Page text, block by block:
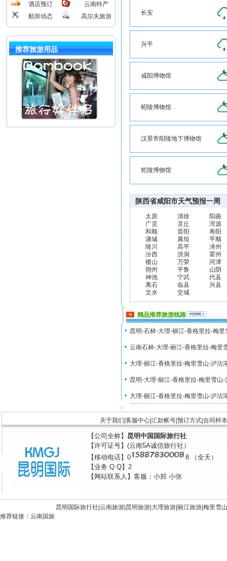
酒店预订
云南特产
航班动态
高尔夫旅游
推荐旅游用品
长安
兴平
咸阳博物馆
昭陵博物馆
汉景帝阳陵地下博物馆
乾陵博物馆
陕西省咸阳市天气预报一周
太原 清徐
阳曲
广灵
灵丘
浑源
和顺
昔阳
寿阳
潞城
襄垣
平顺
陵川
高平
泽州
汾西
洪洞
霍州
稷山
万荣
河津
朔州
平鲁
山阴
神池
宁武
代县
离石
临县
兴县
文水
交城
精品推荐旅游线路
昆明-石林-大理-丽江-香格里拉-梅
云南石林-大理-丽江-香格里拉-梅里
大理-丽江-香格里拉-梅里雪山-泸沽
昆明-大理-丽江-香格里拉-梅里雪山
大理-丽江-香格里拉-梅里雪山-泸沽
关于我们 客服中心 汇款帐号 预订方式 合同样本
【公司全称】 昆明中国国际旅行社
【许可证号】(云南5A诚信旅行社）
【移动电话】0
8 （全天）
【业务 Q Q】2
【网站联系人】客服：小郑 小张
昆明国际旅行社| 云南旅游 昆明旅游 大理旅游 丽江旅游 梅里雪山
推荐链接： 云南国旅